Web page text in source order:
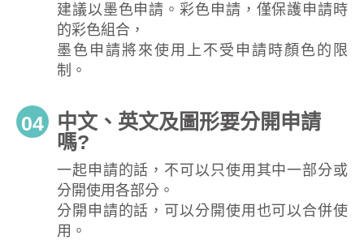
建議以墨色申請。彩色申請，僅保護申請時
的彩色組合，
墨色申請將來使用上不受申請時顏色的限
制。
04
中文、英文及圖形要分開申請
嗎?
一起申請的話，不可以只使用其中一部分或
分開使用各部分。
分開申請的話，可以分開使用也可以合併使
用。